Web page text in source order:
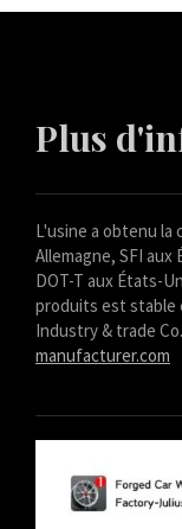
Plus
L'usine a obtenu
Allemagne, SFI aux
DOT-T aux États-
produits est stable
Industry & trade
manufacturer.com